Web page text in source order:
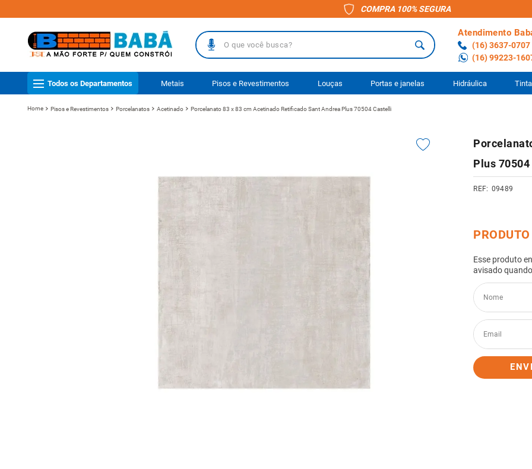
COMPRA 100% SEGURA
O que você busca? Atendimento
(16) 3637-0707
(16) 99223-
Todos os Departamentos Metais Pisos e Revestimentos Louças Portas e janelas Hidráulica
Pisos e Revestimentos Porcelanatos Acetinado Porcelanato 83 x 83 cm Acetinado Retificado Sant Andrea Plus 70504 Castelli
Plus
09489
TERMOS MAIS BUSCADOS
1º piso
5º revestimento
º